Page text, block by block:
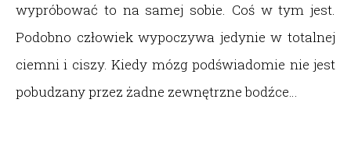
wypróbować to na samej sobie. Coś w tym jest.
Podobno człowiek wypoczywa jedynie w totalnej
ciemni i ciszy. Kiedy mózg podświadomie nie jest
pobudzany przez żadne zewnętrzne bodźce…